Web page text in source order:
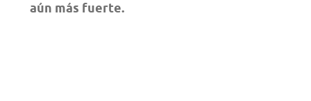
aún más fuerte.